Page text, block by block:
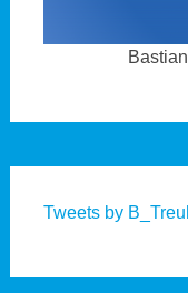
Tweets by